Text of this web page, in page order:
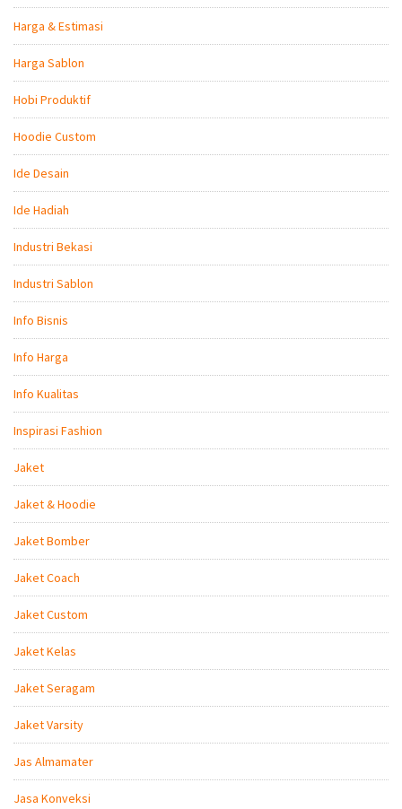
Harga & Estimasi
Harga Sablon
Hobi Produktif
Hoodie Custom
Ide Desain
Ide Hadiah
Industri Bekasi
Industri Sablon
Info Bisnis
Info Harga
Info Kualitas
Inspirasi Fashion
Jaket
Jaket & Hoodie
Jaket Bomber
Jaket Coach
Jaket Custom
Jaket Kelas
Jaket Seragam
Jaket Varsity
Jas Almamater
Jasa Konveksi